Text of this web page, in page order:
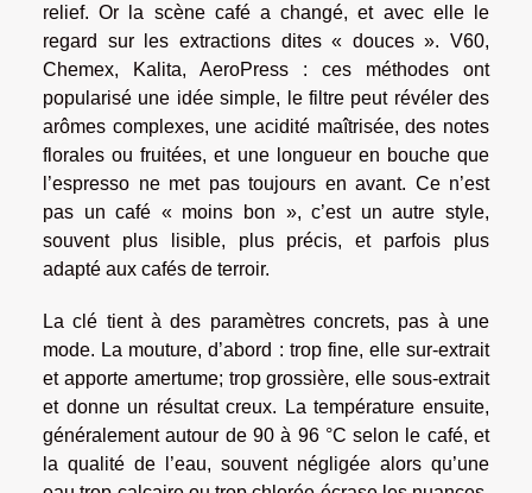
relief. Or la scène café a changé, et avec elle le
regard sur les extractions dites « douces ». V60,
Chemex, Kalita, AeroPress : ces méthodes ont
popularisé une idée simple, le filtre peut révéler des
arômes complexes, une acidité maîtrisée, des notes
florales ou fruitées, et une longueur en bouche que
l’espresso ne met pas toujours en avant. Ce n’est
pas un café « moins bon », c’est un autre style,
souvent plus lisible, plus précis, et parfois plus
adapté aux cafés de terroir.
La clé tient à des paramètres concrets, pas à une
mode. La mouture, d’abord : trop fine, elle sur-extrait
et apporte amertume; trop grossière, elle sous-extrait
et donne un résultat creux. La température ensuite,
généralement autour de 90 à 96 °C selon le café, et
la qualité de l’eau, souvent négligée alors qu’une